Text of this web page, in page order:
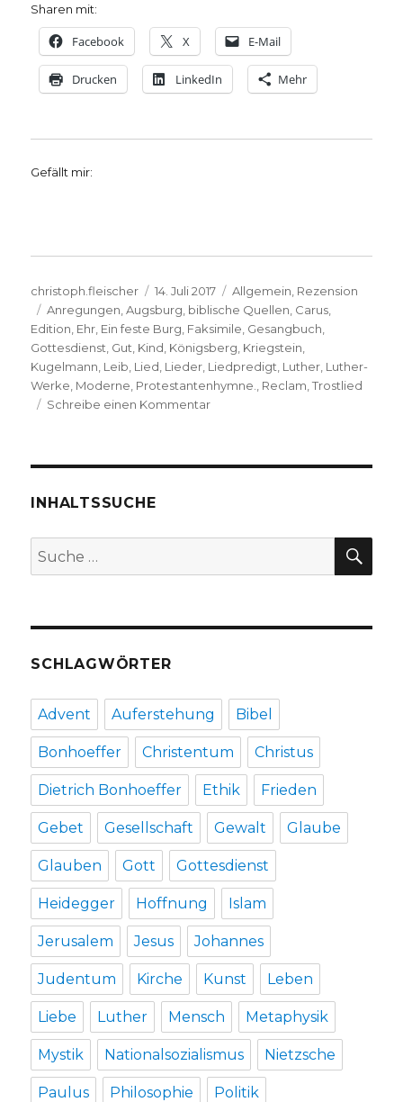
Sharen mit:
Facebook X E-Mail
Drucken LinkedIn Mehr
Gefällt mir:
Autor
christoph.fleischer
Veröffentlicht
am
14. Juli 2017 Kategorien
Allgemein Rezension
Schlagwörter
Anregungen ,Augsburg biblische Quellen Carus
Edition Ehr Ein feste Burg Faksimile Gesangbuch
Gottesdienst Gut Kind Königsberg Kriegstein
Kugelmann Leib Lied Lieder Liedpredigt Luther Luther-
Werke Moderne Protestantenhymne. Reclam ,Trostlied
Schreibe einen Kommentarzu
Rezension
Christoph
2017
INHALTSSUCHE
Suche
nach:
SCHLAGWÖRTER
Advent Auferstehung Bibel
Bonhoeffer Christentum Christus
Dietrich Bonhoeffer Ethik Frieden
Gebet Gesellschaft Gewalt Glaube
Glauben Gott Gottesdienst
Heidegger Hoffnung Islam
Jerusalem Jesus Johannes
Judentum Kirche Kunst Leben
Liebe Luther Mensch Metaphysik
Mystik Nationalsozialismus Nietzsche
Paulus Philosophie Politik